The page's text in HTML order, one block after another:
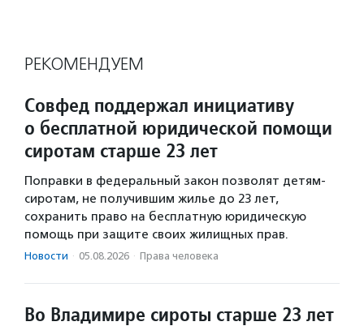
РЕКОМЕНДУЕМ
Совфед поддержал инициативу
о бесплатной юридической помощи
сиротам старше 23 лет
Поправки в федеральный закон позволят детям-
сиротам, не получившим жилье до 23 лет,
сохранить право на бесплатную юридическую
помощь при защите своих жилищных прав.
Новости · 05.08.2026 · Права человека
Во Владимире сироты старше 23 лет